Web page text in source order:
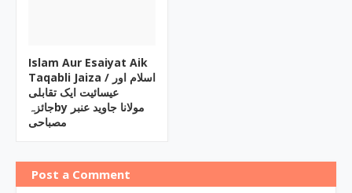
Islam Aur Esaiyat Aik
Taqabli Jaiza / اسلام اور
عیسائیت ایک تقابلی
جائزہby مولانا جاوید عنبر
مصباحی
Post a Comment